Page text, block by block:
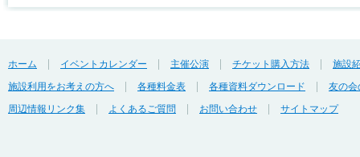
ホーム イベントカレンダー 主催公演 チケット購入方法
施設
施設利用をお考えの方へ
各種料金表 各種資料ダウンロード
友の会
周辺情報リンク集
よくあるご質問 お問い合わせ サイトマップ